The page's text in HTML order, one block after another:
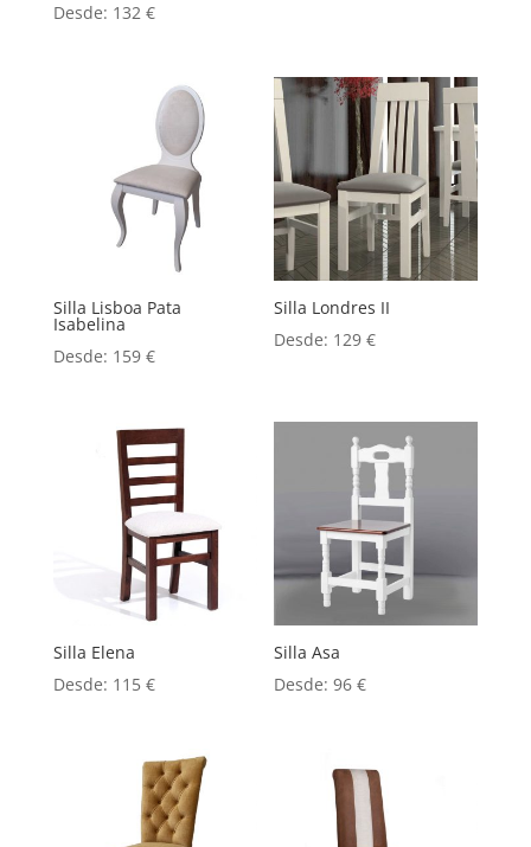
Desde: 132 €
Silla Lisboa Pata
Isabelina
Desde: 159 €
Silla Londres II
Desde: 129€
Silla Elena
Desde: 115 €
Silla Asa
Desde:96€